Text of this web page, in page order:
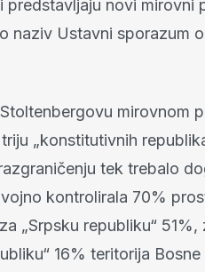
predstavljaju novi mirovni
naziv Ustavni sporazum
mirovnom
„konstitutivnih
tek trebalo
kontrolirala 70%
„Srpsku republiku“
16% teritorija